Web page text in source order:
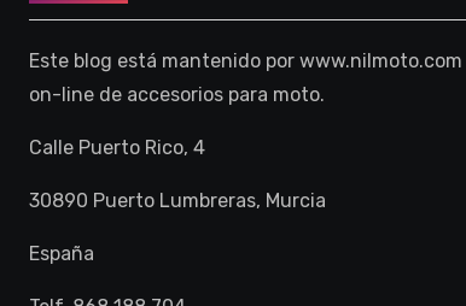
Este blog está mantenido por
on-line de accesorios para moto.
Calle Puerto Rico, 4
30890 Puerto Lumbreras, Murcia
España